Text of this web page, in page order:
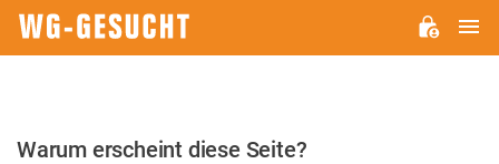
Bitte
Warum erscheint diese Seite?